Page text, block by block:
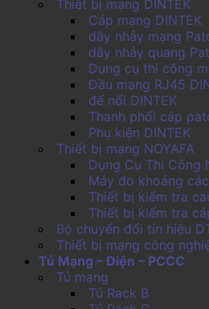
Thiết bị mạng DINTEK
Cáp mạng DINTEK
dây nhảy mạng
dây nhảy quang
Dụng cụ thi công
Đầu mạng RJ45
đế nổi DINTEK
Thanh phối cáp
Phụ kiện DINTEK
Thiết bị mạng NOYAFA
Dụng Cụ Thi Công
Máy đo khoảng
Thiết bị kiểm tra
Thiết bị kiểm tra
Bộ chuyển đổi tín hiệu
Thiết bị mạng công
Tủ Mạng – Điện – PCCC
Tủ mạng
Tủ Rack B